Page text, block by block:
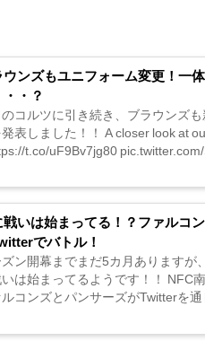
ウンズもユニフォーム変更！一
・・？
のコルツに引き続き、ブラウンズ
発表しました！！ A closer look at
t.co/uF9Bv7jg80
戦いは始まってる！？ファルコ
でバトル！
ズン開幕までまだ5カ月ありますが
は始まってるようです！！ NFC
コンズとパンサーズがTwitterを通
ました！！ 発端はファルコンズ